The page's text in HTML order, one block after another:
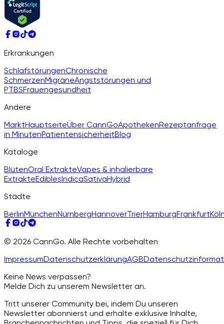
Erkrankungen
SchlafstörungenChronische
SchmerzenMigräneAngststörungen und
PTBSFrauengesundheit
Andere
MarktHauptseiteÜber CannGoApothekenRezeptanfrage
in MinutenPatientensicherheitBlog
Kataloge
BlütenOral ExtrakteVapes & inhalierbare
ExtrakteEdiblesIndicaSativaHybrid
Städte
BerlinMünchenNürnbergHannoverTrierHamburgFrankfurt
© 2026 CannGo. Alle Rechte vorbehalten
ImpressumDatenschutzerklärungAGB
Keine News verpassen?
Melde Dich zu unserem Newsletter an.
Tritt unserer Community bei, indem Du unseren
Newsletter abonnierst und erhalte exklusive Inhalte,